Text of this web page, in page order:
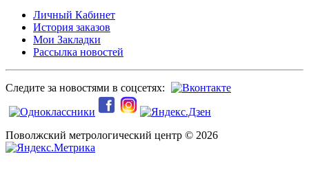
Личный Кабинет
История заказов
Мои Закладки
Рассылка новостей
Следите за новостями в соцсетях:
Поволжский метрологический центр © 2026